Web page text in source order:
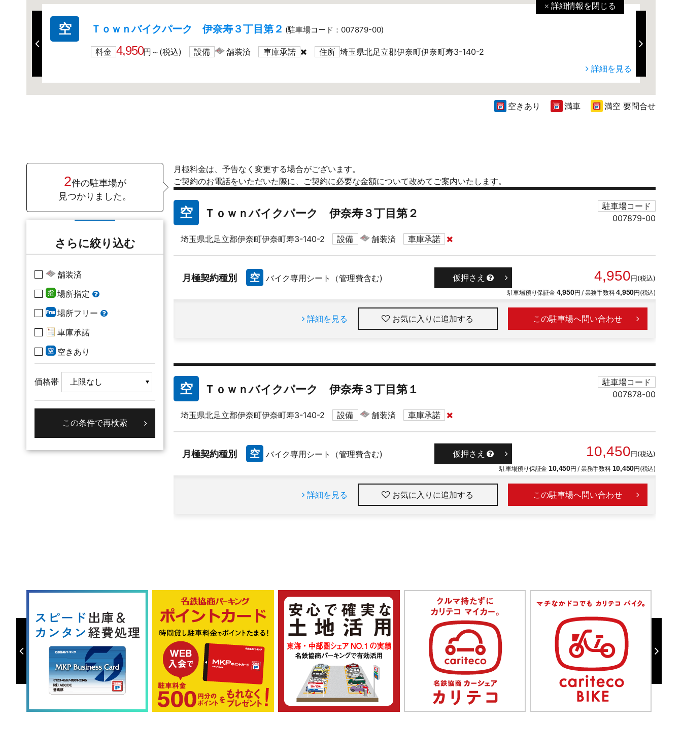
詳細情報を閉じる
空 Ｔｏｗｎバイクパーク 伊奈寿３丁目第２ (駐車場コード：007879-00)
料金 4,950円～(税込) 設備 舗装済 車庫承諾 住所 埼玉県北足立郡伊奈町伊奈町寿3-140-2
詳細を見る
空きあり 満車 満空 要問合せ
2件の駐車場が
見つかりました。
さらに絞り込む
舗装済
場所指定
場所フリー
車庫承諾
空きあり
価格帯
月極料金は、予告なく変更する場合がございます。
ご契約のお電話をいただいた際に、ご契約に必要な金額について改めてご案内いたします。
空 Ｔｏｗｎバイクパーク 伊奈寿３丁目第２
埼玉県北足立郡伊奈町伊奈町寿3-140-2 設備 舗装済 車庫承諾
駐車場コード
007879-00
月極契約種別 空 バイク専用シート（管理費含む) 4,950円(税込)
駐車場預り保証金 4,950円 / 業務手数料 4,950円(税込)
仮押さえ
詳細を見る お気に入りに追加 この駐車場へ問い合わせ
空 Ｔｏｗｎバイクパーク 伊奈寿３丁目第１
埼玉県北足立郡伊奈町伊奈町寿3-140-2 設備 舗装済 車庫承諾
駐車場コード
007878-00
月極契約種別 空 バイク専用シート（管理費含む) 10,450円(税込)
駐車場預り保証金 10,450円 / 業務手数料 10,450円(税込)
仮押さえ
詳細を見る お気に入りに追加 この駐車場へ問い合わせ